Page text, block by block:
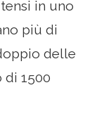
in uno
più di
delle
1500